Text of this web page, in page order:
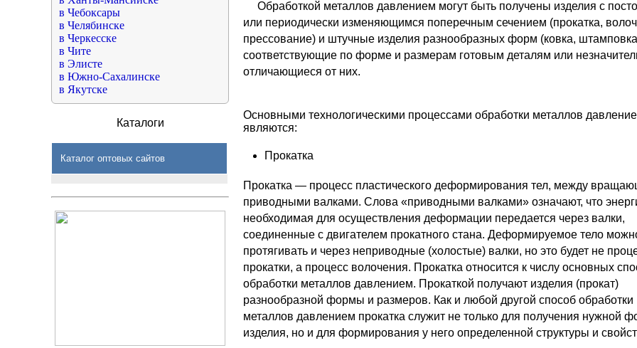
Обработкой металлов давлением могут быть получены изделия с
или периодически изменяющимся поперечным сечением (прокатка,
прессование) и штучные изделия разнообразных форм (ковка,
соответствующие по форме и размерам готовым деталям или
отличающиеся от них.
Основными технологическими процессами обработки металлов
являются:
Прокатка
Прокатка — процесс пластического деформирования тел, между
приводными валками. Слова «приводными валками» означают, что
необходимая для осуществления деформации передается через валки,
соединенные с двигателем прокатного стана. Деформируемое тело
протягивать и через неприводные (холостые) валки, но это будет не
прокатки, а процесс волочения. Прокатка относится к числу основных
обработки металлов давлением. Прокаткой получают изделия (прокат)
разнообразной формы и размеров. Как и любой другой способ обработки
металлов давлением прокатка служит не только для получения нужной
изделия, но и для формирования у него определенной структуры и
в Чебоксары
в Челябинске
в Черкесске
в Чите
в Элисте
в Южно-Сахалинске
в Якутске
Каталоги
Каталог оптовых сайтов